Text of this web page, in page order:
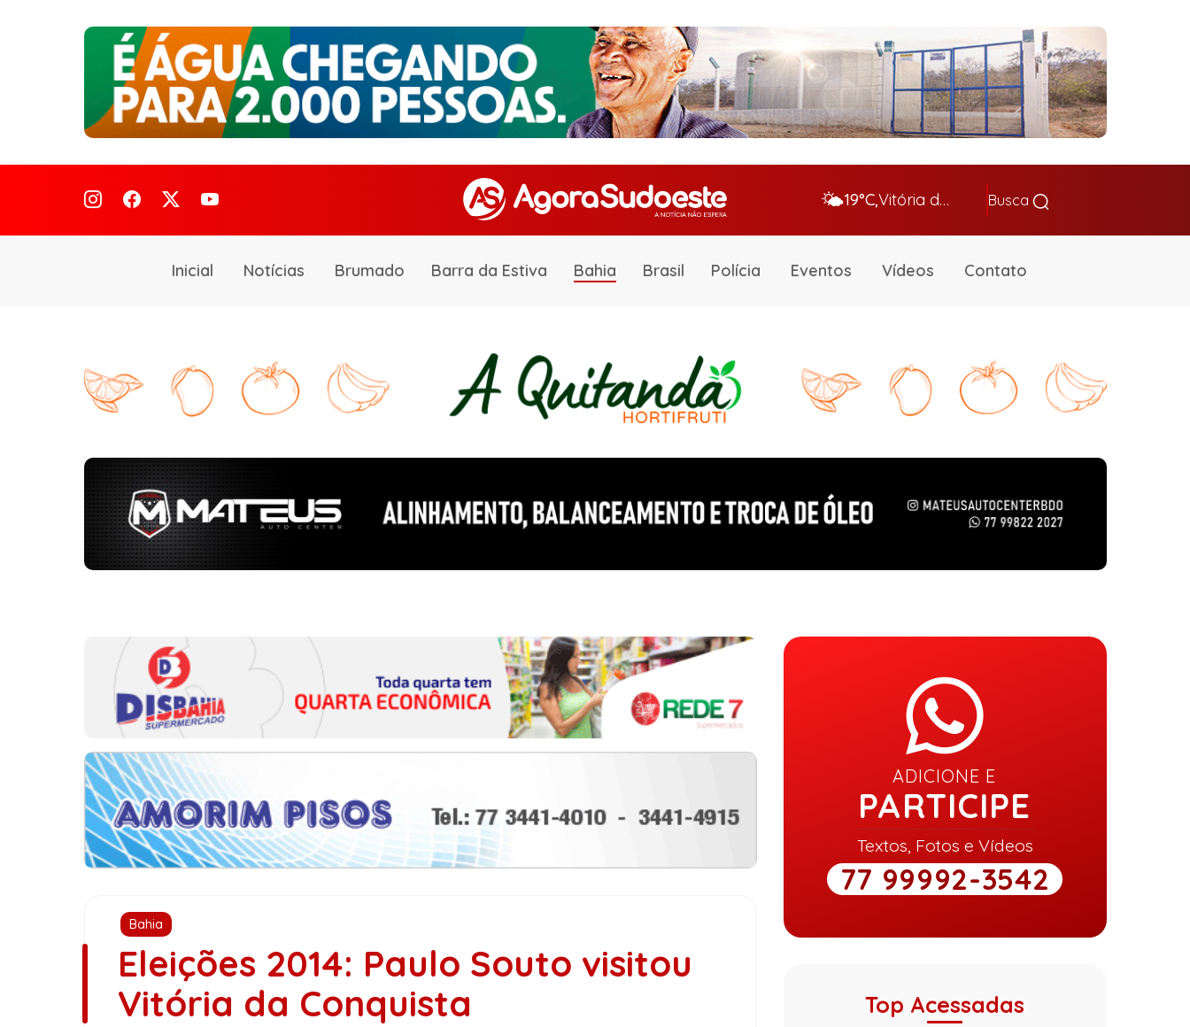
🌤️19°C, Vitória da Conq… Busca
Inicial Notícias Brumado Barra da Estiva Bahia Brasil Polícia Eventos Vídeos Contato
Bahia
Eleições 2014: Paulo Souto visitou
Vitória da Conquista
ADICIONE E
PARTICIPE
Textos, Fotos e Vídeos
77 99992-3542
Top Acessadas